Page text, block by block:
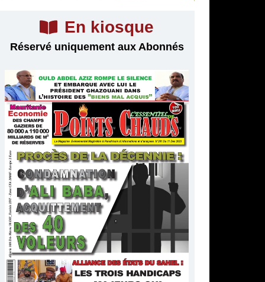
En kiosque
Réservé uniquement aux Abonnés